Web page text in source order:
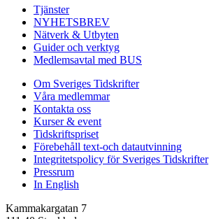
Tjänster
NYHETSBREV
Nätverk & Utbyten
Guider och verktyg
Medlemsavtal med BUS
Om Sveriges Tidskrifter
Våra medlemmar
Kontakta oss
Kurser & event
Tidskriftspriset
Förebehåll text-och datautvinning
Integritetspolicy för Sveriges Tidskrifter
Pressrum
In English
Kammakargatan 7